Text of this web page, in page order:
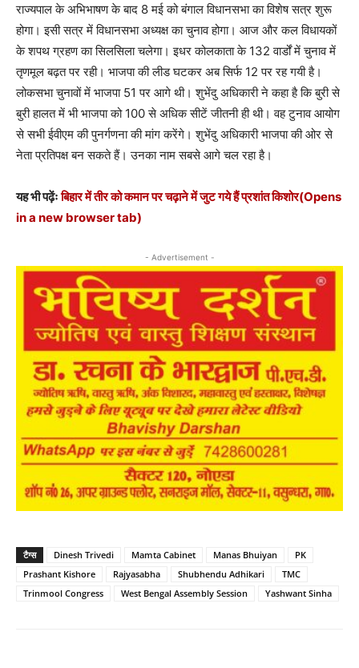
राज्यपाल के अभिभाषण के बाद 8 मई को बंगाल विधानसभा का विशेष सत्र शुरू
होगा। इसी सत्र में विधानसभा अध्यक्ष का चुनाव होगा। आज और कल विधायकों
के शपथ ग्रहण का सिलसिला चलेगा। इधर कोलकाता के 132 वार्डों में चुनाव में
तृणमूल बढ़त पर रही। भाजपा की लीड घटकर अब सिर्फ 12 पर रह गयी है।
लोकसभा चुनावों में भाजपा 51 पर आगे थी। शुभेंदु अधिकारी ने कहा है कि बुरी से
बुरी हालत में भी भाजपा को 100 से अधिक सीटें जीतनी ही थी। वह टुनाव आयोग
से सभी ईवीएम की पुनर्गणना की मांग करेंगे। शुभेंदु अधिकारी भाजपा की ओर से
नेता प्रतिपक्ष बन सकते हैं। उनका नाम सबसे आगे चल रहा है।
यह भी पढ़ेंःबिहार में तीर को कमान पर चढ़ाने में जुट गये हैं प्रशांत किशोर(Opens
in a new browser tab)
- Advertisement -
टैग्स Dinesh Trivedi Mamta Cabinet Manas Bhuiyan
PK
Prashant Kishore
Rajyasabha Shubhendu Adhikari
TMC
Trinmool Congress
West Bengal Assembly Session Yashwant Sinha